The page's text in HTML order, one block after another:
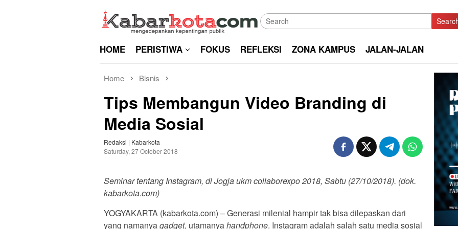
HOME PERISTIWA FOKUS REFLEKSI ZONA KAMPUS JALAN-JALAN
Home Bisnis
Tips Membangun Video Branding di
Media Sosial
Redaksi | Kabarkota
Saturday, 27 October 2018
Seminar tentang Instagram, di Jogja ukm collaborexpo 2018, Sabtu (27/10/2018). (dok.
kabarkota.com)
YOGYAKARTA (kabarkota.com) – Generasi milenial hampir tak bisa dilepaskan dari
yang namanyagadget, utamanyahandphone. Instagram adalah salah satu media sosial